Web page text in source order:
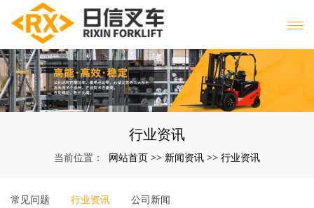
行业资讯
当前位置： 网站首页 >> 新闻资讯 >> 行业资讯
常见问题 行业资讯 公司新闻